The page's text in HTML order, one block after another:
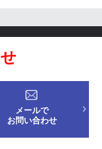
メールで
お問い合わせ